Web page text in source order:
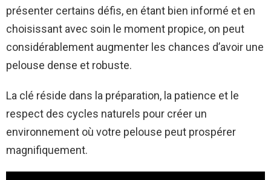
présenter certains défis, en étant bien informé et en
choisissant avec soin le moment propice, on peut
considérablement augmenter les chances d’avoir une
pelouse dense et robuste.
La clé réside dans la préparation, la patience et le
respect des cycles naturels pour créer un
environnement où votre pelouse peut prospérer
magnifiquement.